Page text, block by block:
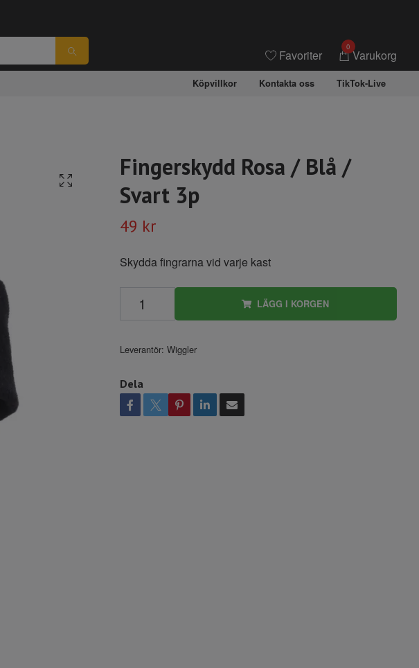
Favoriter
0
Varukorg
Köpvillkor Kontakta oss TikTok-Live
Fingerskydd Rosa / Blå /
Svart 3p
49 kr
Skydda fingrarna vid varje kast
LÄGG I KORGEN
Leverantör: Wiggler
Dela